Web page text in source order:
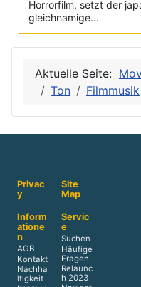
Horrorfilm, setzt der
gleichnamige...
Aktuelle Seite:
Ton
Filmmusik
Privac
y
Site
Map
Inform
atione
n
AGB
Kontakt
Nachha
ltigkeit
Servic
e
Suchen
Häufige
Fragen
Relaunc
h 2023